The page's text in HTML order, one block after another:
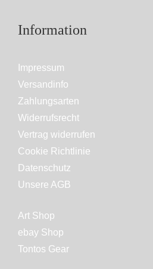
Information
Impressum
Versandinfo
Zahlungsarten
Widerrufsrecht
Vertrag widerrufen
Cookie Richtlinie
Datenschutz
Unsere AGB
Art Shop
ebay Shop
Tontos Gear